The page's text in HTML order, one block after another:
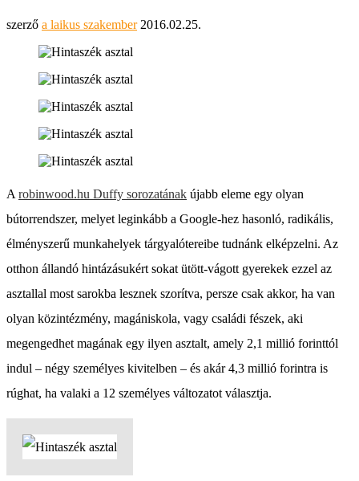
szerző a laikus szakember 2016.02.25.
A robinwood.hu Duffy sorozatának újabb eleme egy olyan
bútorrendszer, melyet leginkább a Google-hez hasonló, radikális,
élményszerű munkahelyek tárgyalótereibe tudnánk elképzelni. Az
otthon állandó hintázásukért sokat ütött-vágott gyerekek ezzel az
asztallal most sarokba lesznek szorítva, persze csak akkor, ha van
olyan közintézmény, magániskola, vagy családi fészek, aki
megengedhet magának egy ilyen asztalt, amely 2,1 millió forinttól
indul – négy személyes kivitelben – és akár 4,3 millió forintra is
rúghat, ha valaki a 12 személyes változatot választja.